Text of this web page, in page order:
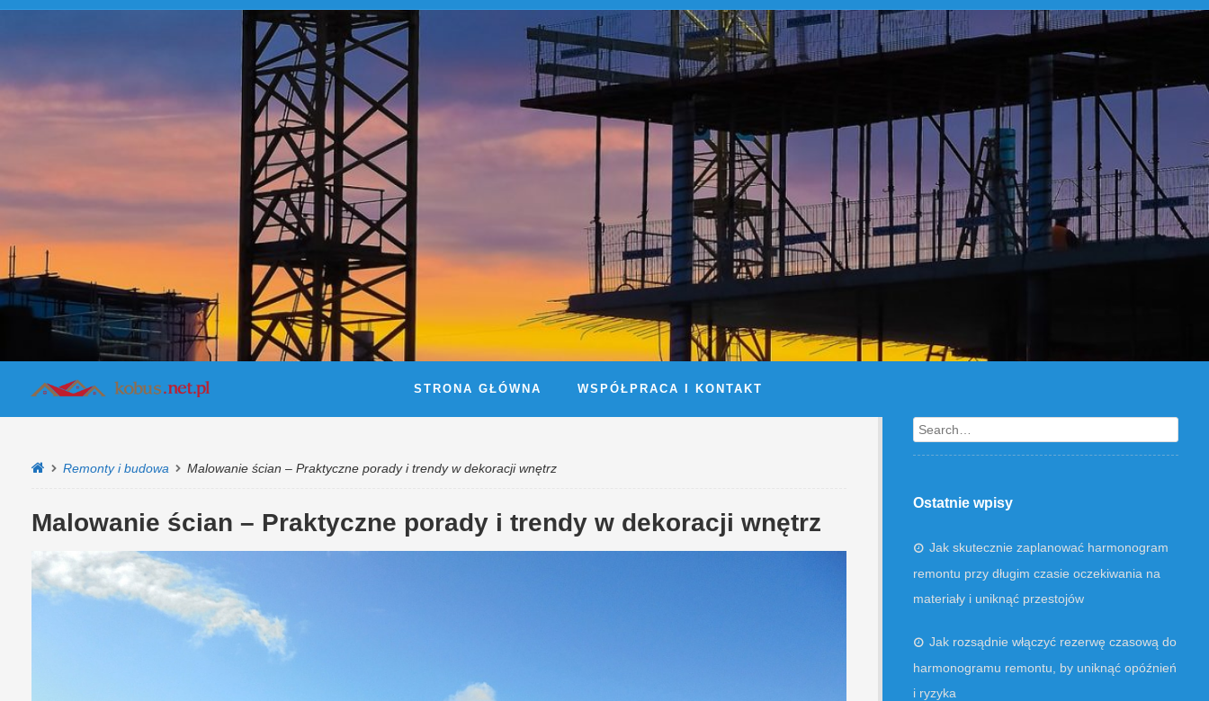
STRONA GŁÓWNA WSPÓŁPRACA I KONTAKT
Remonty i budowa Malowanie ścian – Praktyczne porady i trendy w dekoracji wnętrz
Malowanie ścian – Praktyczne porady i trendy w dekoracji wnętrz
Search
Ostatnie wpisy
Jak skutecznie zaplanować harmonogram
remontu przy długim czasie oczekiwania na
materiały i uniknąć przestojów
Jak rozsądnie włączyć rezerwę czasową do
harmonogramu remontu, by uniknąć opóźnień
i ryzyka